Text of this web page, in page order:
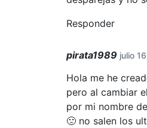
Responder
pirata1989 julio
Hola me he
pero al cambiar
por mi nombre
🙁 no salen los